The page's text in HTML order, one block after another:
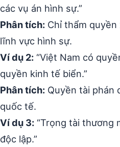
các vụ án hình sự.”
Phân tích: Chỉ thẩm
lĩnh vực hình sự.
Ví dụ 2: “Việt Nam có
quyền kinh tế biển.”
Phân tích: Quyền tài phán
quốc tế.
Ví dụ 3: “Trọng tài thương
độc lập.”